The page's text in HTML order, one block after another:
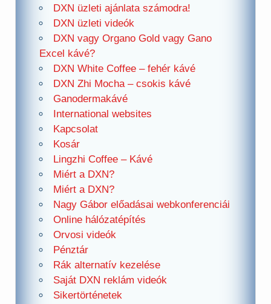
DXN üzleti ajánlata számodra!
DXN üzleti videók
DXN vagy Organo Gold vagy Gano
Excel kávé?
DXN White Coffee – fehér kávé
DXN Zhi Mocha – csokis kávé
Ganodermakávé
International websites
Kapcsolat
Kosár
Lingzhi Coffee – Kávé
Miért a DXN?
Miért a DXN?
Nagy Gábor előadásai webkonferenciái
Online hálózatépítés
Orvosi videók
Pénztár
Rák alternatív kezelése
Saját DXN reklám videók
Sikertörténetek